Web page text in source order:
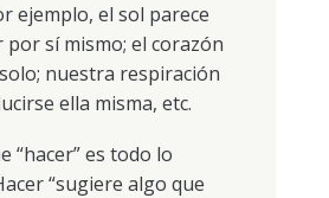
ejemplo, el sol parece
sí mismo; el corazón
nuestra respiración
ella misma, etc.
“hacer” es todo lo
“sugiere algo que